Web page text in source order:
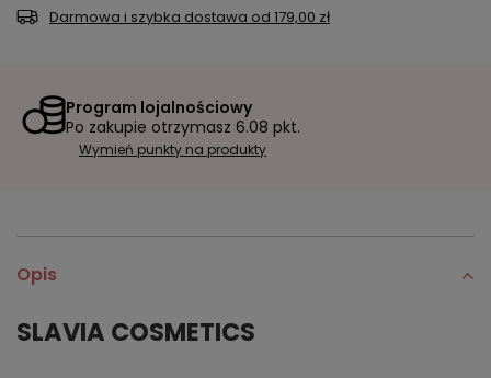
Darmowa i szybka dostawa od 179,00 zł
Program lojalnościowy
Po zakupie otrzymasz 6.08 pkt.
Wymień punkty na produkty
Opis
SLAVIA COSMETICS